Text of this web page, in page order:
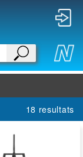
18 resultats